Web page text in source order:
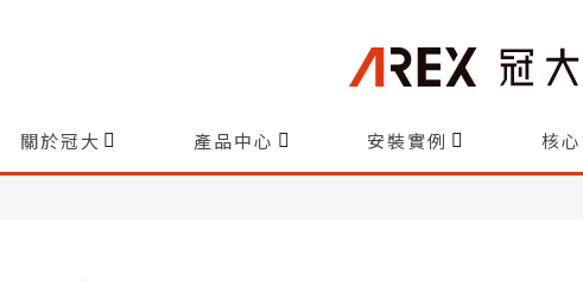
關於冠大 產品中心 安裝實例 核